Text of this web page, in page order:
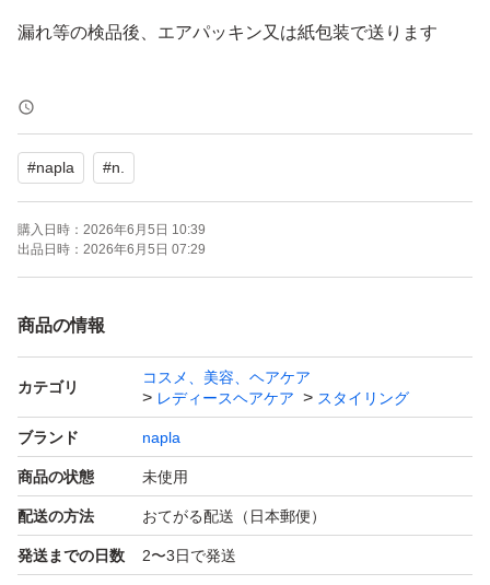
漏れ等の検品後、エアパッキン又は紙包装で送ります
化粧箱は付いてますが
QRコードは剥がしてます
了承お願い致します
化粧箱は破損防止の為に付けてます
＊発送期間内の発送になります
#napla #n.
購入日時： 2026年6月5日 10:39
出品日時： 2026年6月5日 07:29
商品の情報
カテゴリ
コスメ、美容、ヘアケア
レディースヘアケア
スタイリング
ブランド napla
商品の状態 未使用
配送の方法 おてがる配送（日本郵便）
発送までの日数 2〜3日で発送